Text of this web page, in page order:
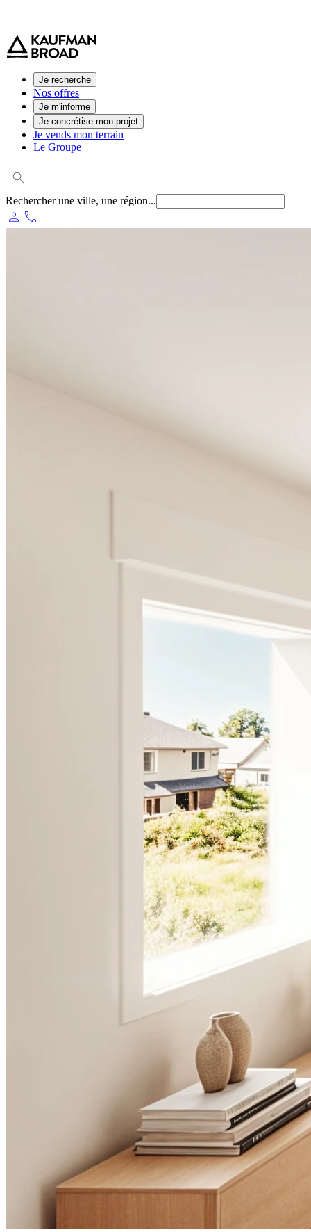
Je recherche
Nos offres
Je m'informe
Je concrétise mon projet
Je vends mon terrain
Le Groupe
Rechercher une ville, une région...
person phone